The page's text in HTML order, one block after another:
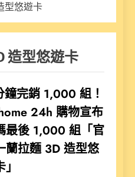
型悠遊卡
造型悠遊卡
鐘完銷 1,000 組！
24h 購物宣布
最後 1,000 組「官
蘭拉麵 3D 造型悠